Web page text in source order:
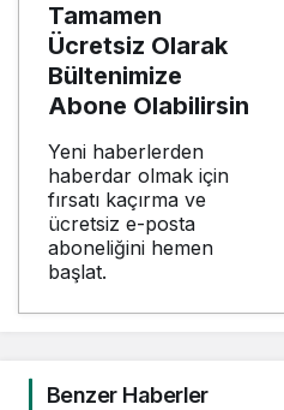
Tamamen
Ücretsiz Olarak
Bültenimize
Abone Olabilirsin
Yeni haberlerden
haberdar olmak için
fırsatı kaçırma ve
ücretsiz e-posta
aboneliğini hemen
başlat.
Benzer Haberler